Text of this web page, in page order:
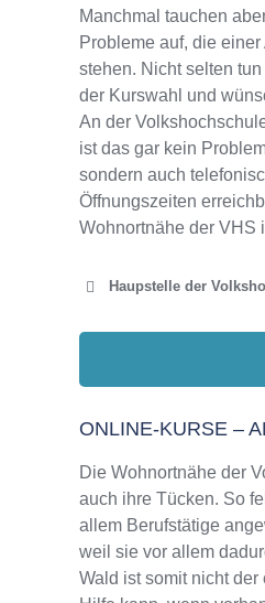
Manchmal tauchen
Probleme auf, die
stehen. Nicht selten
der Kurswahl und
An der
ist das gar kein
sondern auch
Öffnungszeiten
Wohnortnähe der VHS
Haupstelle der
ONLINE-KURSE –
Die Wohnortnähe der
auch ihre Tücken. So
allem Berufstätige
weil sie vor allem
Wald ist somit nicht